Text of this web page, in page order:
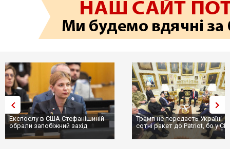
Експослу в США Стефанішиній
обрали запобіжний захід
Трамп не передасть Україні
сотні ракет до Patriot, бо у
...